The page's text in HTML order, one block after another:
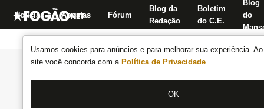
Usamos cookies para anúncios e para melhorar sua experiência.
site você concorda com a Política de Privacidade .
OK
Notícias Apostas Fórum
Blog da
Redação
Boletim
do C.E.
Blog
do